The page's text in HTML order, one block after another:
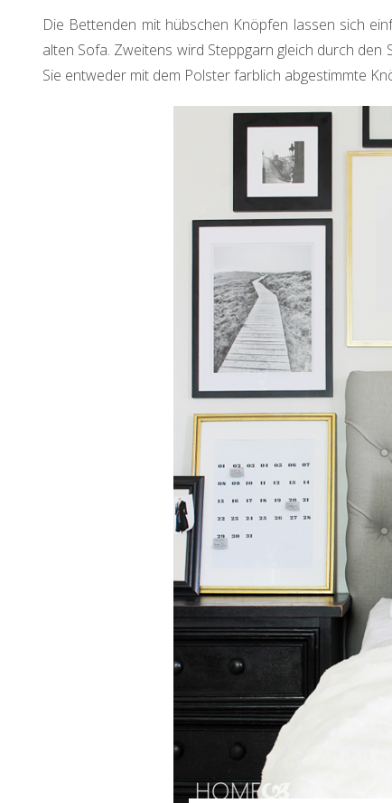
Die Bettenden mit hübschen Knöpfen lassen sich
alten Sofa. Zweitens wird Steppgarn gleich durch
Sie entweder mit dem Polster farblich abgestimmte